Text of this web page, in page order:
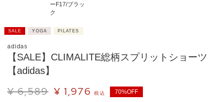
ーF17/ブラッ
ク
SALE YOGA PILATES
adidas
【SALE】CLIMALITE総柄スプリットショーツ
【adidas】
¥ 6,589 ¥ 1,976 税込 70%OFF